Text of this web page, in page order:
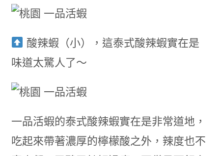
酸辣蝦（小），這泰式酸辣蝦實在是
味道太驚人了～
一品活蝦的泰式酸辣蝦實在是非常道地，
吃起來帶著濃厚的檸檬酸之外，辣度也不